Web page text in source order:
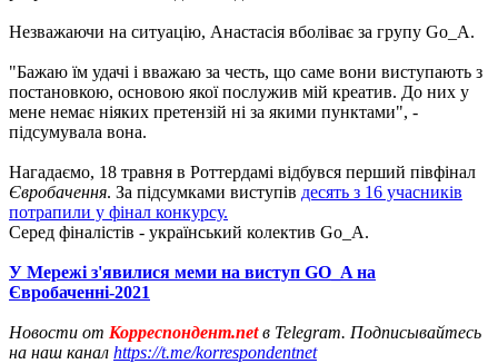
Незважаючи на ситуацію, Анастасія вболіває за групу Go_A.
"Бажаю їм удачі і вважаю за честь, що саме вони виступають з
постановкою, основою якої послужив мій креатив. До них у
мене немає ніяких претензій ні за якими пунктами", -
підсумувала вона.
Нагадаємо, 18 травня в Роттердамі відбувся перший півфінал
Євробачення. За підсумками виступів десять з 16 учасників
потрапили у фінал конкурсу.
Серед фіналістів - український колектив Go_A.
У Мережі з'явилися меми на виступ GO_A на
Євробаченні-2021
Новости от Корреспондент.netв Telegram. Подписывайтесь
на наш канал https://t.me/korrespondentnet